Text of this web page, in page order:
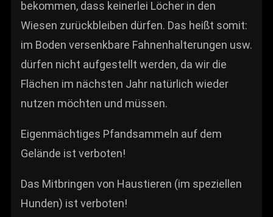
bekommen, dass keinerlei Löcher in den
Wiesen zurückbleiben dürfen. Das heißt somit:
im Boden versenkbare Fahnenhalterungen usw.
dürfen nicht aufgestellt werden, da wir die
Flächen im nächsten Jahr natürlich wieder
nutzen möchten und müssen.
Eigenmächtiges Pfandsammeln auf dem
Gelände ist verboten!
Das Mitbringen von Haustieren (im speziellen
Hunden) ist verboten!